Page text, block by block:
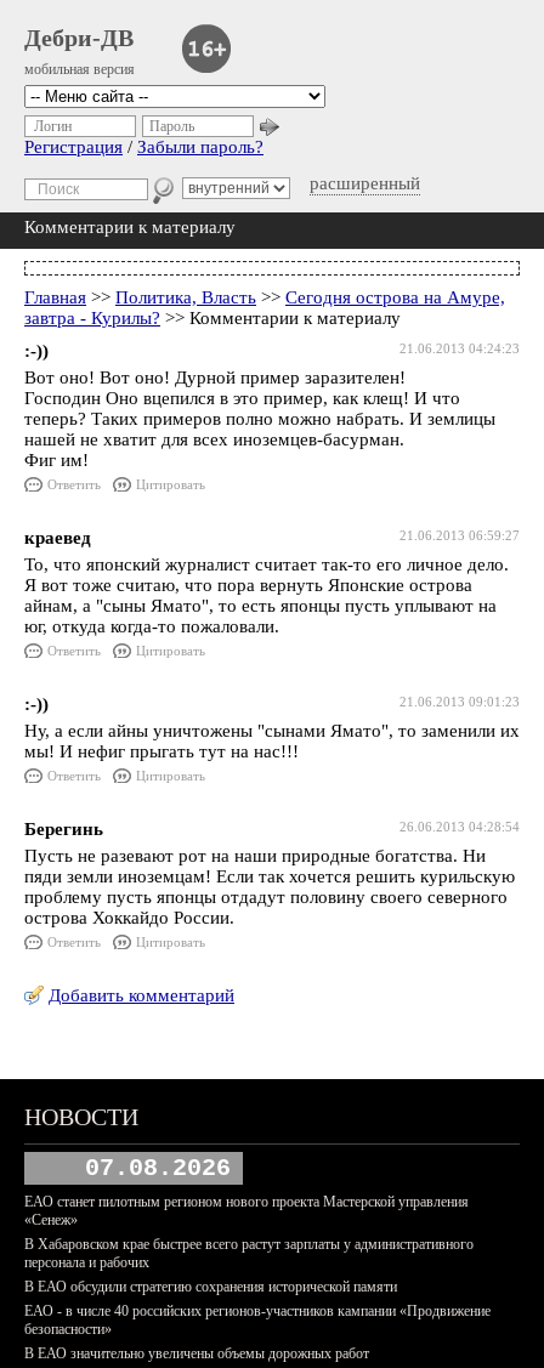
Дебри-ДВ
мобильная версия
расширенный
Логин Пароль
Регистрация / Забыли пароль?
Комментарии к материалу
Главная >> Политика, Власть >> Сегодня острова на Амуре,
завтра - Курилы? >> Комментарии к материалу
21.06.2013 04:24:23
:-))
Вот оно! Вот оно! Дурной пример заразителен!
Господин Оно вцепился в это пример, как клещ! И что
теперь? Таких примеров полно можно набрать. И землицы
нашей не хватит для всех иноземцев-басурман.
Фиг им!
Ответить Цитировать
21.06.2013 06:59:27
краевед
То, что японский журналист считает так-то его личное дело.
Я вот тоже считаю, что пора вернуть Японские острова
айнам, а "сыны Ямато", то есть японцы пусть уплывают на
юг, откуда когда-то пожаловали.
Ответить Цитировать
21.06.2013 09:01:23
:-))
Ну, а если айны уничтожены "сынами Ямато", то заменили их
мы! И нефиг прыгать тут на нас!!!
Ответить Цитировать
26.06.2013 04:28:54
Берегинь
Пусть не разевают рот на наши природные богатства. Ни
пяди земли иноземцам! Если так хочется решить курильскую
проблему пусть японцы отдадут половину своего северного
острова Хоккайдо России.
Ответить Цитировать
Добавить комментарий
НОВОСТИ
07.08.2026
ЕАО станет пилотным регионом нового проекта Мастерской управления
«Сенеж»
В Хабаровском крае быстрее всего растут зарплаты у административного
персонала и рабочих
В ЕАО обсудили стратегию сохранения исторической памяти
ЕАО - в числе 40 российских регионов-участников кампании «Продвижение
безопасности»
В ЕАО значительно увеличены объемы дорожных работ